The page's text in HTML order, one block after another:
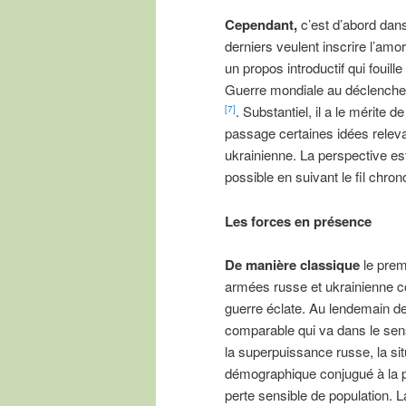
Cependant,c’est d’abord
derniers veulent inscrire
un propos introductif qui
Guerre mondiale au
[7]. Substantiel, il a le mérite
passage certaines idées
ukrainienne. La perspective
possible en suivant le fil
Les forces en présence
De manière classique le
armées russe et ukrainienne
guerre éclate. Au lendemain
comparable qui va dans le
la superpuissance russe, la
démographique conjugué à la
perte sensible de population.